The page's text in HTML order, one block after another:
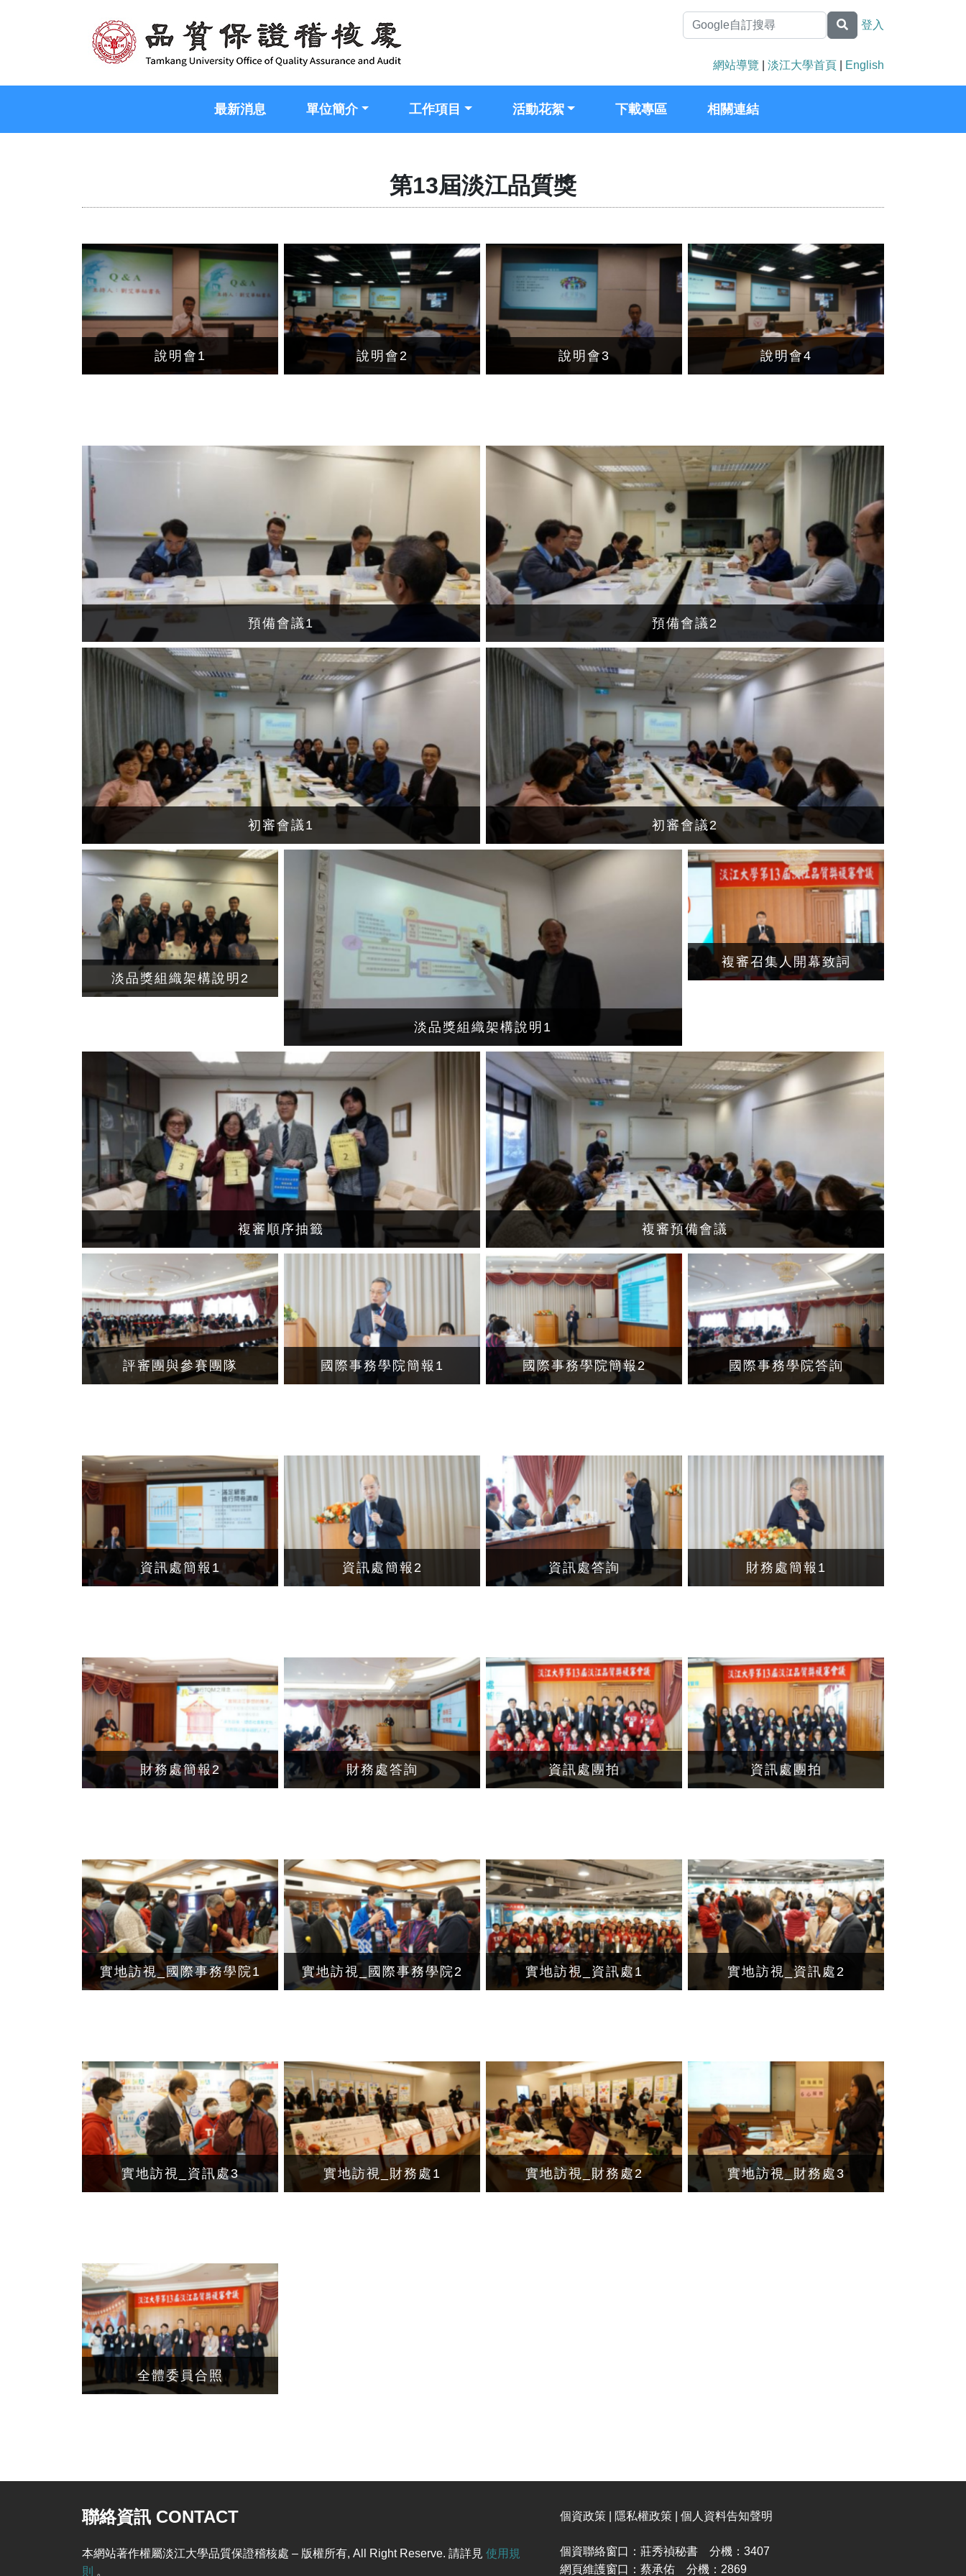
登入
網站導覽 淡江大學首頁 English
最新消息 單位簡介 工作項目 活動花絮 下載專區 相關連結
第13屆淡江品質獎
說明會1 說明會2 說明會3 說明會4
預備會議1 預備會議2
初審會議1 初審會議2
淡品獎組織架構說明2
淡品獎組織架構說明1
複審順序抽籤 複審預備會議
複審召集人開幕致詞
評審團與參賽團隊 國際事務學院簡報1 國際事務學院簡報2 國際事務學院答詢
資訊處簡報1 資訊處簡報2 資訊處答詢 財務處簡報1
財務處簡報2 財務處答詢 資訊處團拍 資訊處團拍
實地訪視_國際事務學院1 實地訪視_國際事務學院2 實地訪視_資訊處1 實地訪視_資訊處2
實地訪視_資訊處3 實地訪視_財務處1 實地訪視_財務處2 實地訪視_財務處3
全體委員合照
聯絡資訊 CONTACT
本網站著作權屬淡江大學品質保證稽核處 – 版權所有, All Right Reserve. 請詳見 使用規
則 。
個資政策 | 隱私權政策 | 個人資料告知聲明
個資聯絡窗口：莊秀禎秘書 分機：3407
網頁維護窗口：蔡承佑 分機：2869